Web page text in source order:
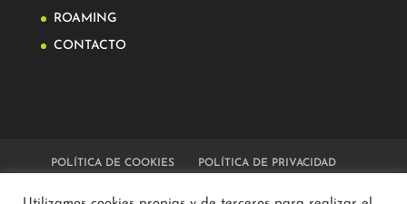
ROAMING
CONTACTO
POLÍTICA DE COOKIES
POLÍTICA DE PRIVACIDAD